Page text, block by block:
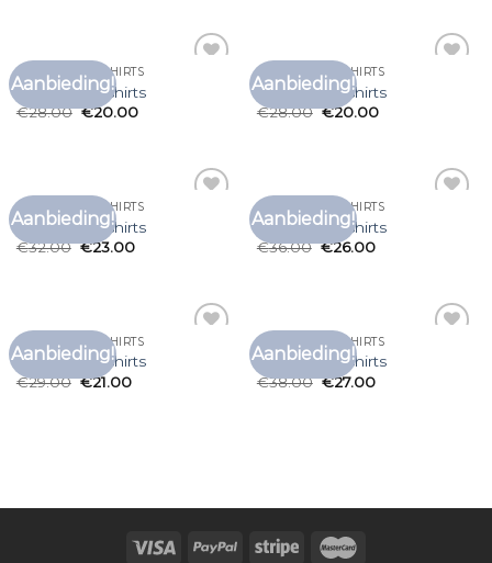
Aanbieding!
DUURZAME T SHIRTS
duurzame t shirts
€28.00 €20.00
Aanbieding!
DUURZAME T SHIRTS
duurzame t shirts
€28.00 €20.00
Aanbieding!
DUURZAME T SHIRTS
duurzame t shirts
€32.00 €23.00
Aanbieding!
DUURZAME T SHIRTS
duurzame t shirts
€36.00 €26.00
Aanbieding!
DUURZAME T SHIRTS
duurzame t shirts
€29.00 €21.00
Aanbieding!
DUURZAME T SHIRTS
duurzame t shirts
€38.00 €27.00